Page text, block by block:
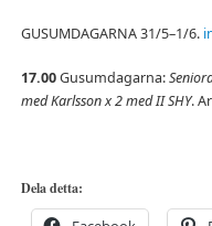
GUSUMDAGARNA 31/5–1/6.
17.00Gusumdagarna:
med Karlsson x 2 med II SHY.
Dela detta: